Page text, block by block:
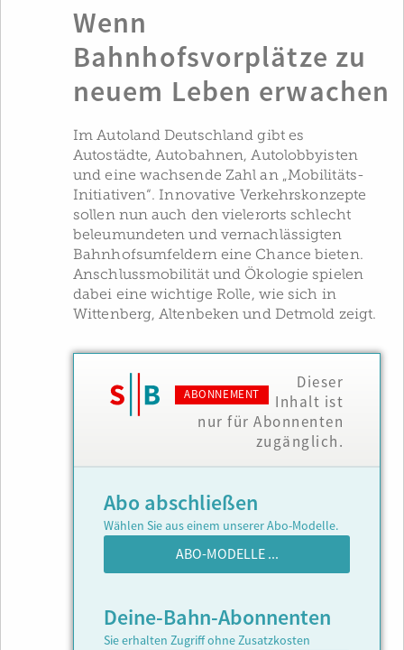
Wenn
Bahnhofsvorplätze zu
neuem Leben erwachen
Im Autoland Deutschland gibt es
Autostädte, Autobahnen, Autolobbyisten
und eine wachsende Zahl an „Mobilitäts-
Initiativen“. Innovative Verkehrskonzepte
sollen nun auch den vielerorts schlecht
beleumundeten und vernachlässigten
Bahnhofsumfeldern eine Chance bieten.
Anschlussmobilität und Ökologie spielen
dabei eine wichtige Rolle, wie sich in
Wittenberg, Altenbeken und Detmold zeigt.
ABONNEMENT
Dieser
Inhalt ist
nur für Abonnenten
zugänglich.
Abo abschließen
Wählen Sie aus einem unserer Abo-Modelle.
ABO-MODELLE ...
Deine-Bahn-Abonnenten
Sie erhalten Zugriff ohne Zusatzkosten